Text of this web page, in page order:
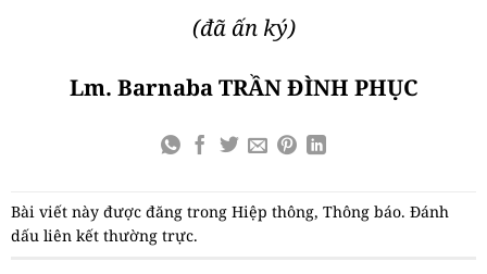
(đã ấn ký)
Lm. Barnaba TRẦN ĐÌNH PHỤC
Bài viết này được đăng trong Hiệp thông, Thông báo. Đánh
dấu liên kết thường trực.